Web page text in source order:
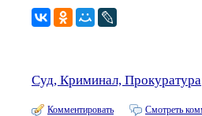
Суд, Криминал, Прокуратура
Комментировать Смотреть